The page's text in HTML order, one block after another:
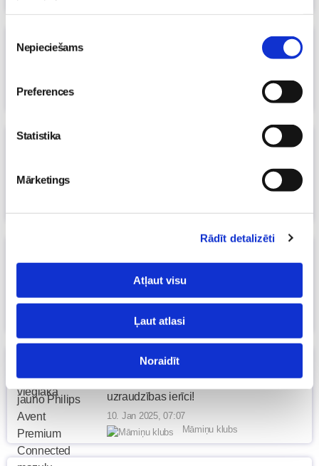
izvēle
Nepieciešams
Preferences
Statistika
Mārketings
Rādīt detalizēti
Atļaut visu
Ļaut atlasi
Noraidīt
Mammas pieredze: Philips Avent piena
Signe Anna Ašuka
Piesakies izmēģināt jauno Philips Avent
kļuvusi vieglāka
25. Feb 2025, 22:05
Māmiņu klubs
Piesakies izmēģināt jauno Philips Avent
Premium Connected mazuļu
uzraudzības ierīci!
10. Jan 2025, 07:07
Māmiņu klubs